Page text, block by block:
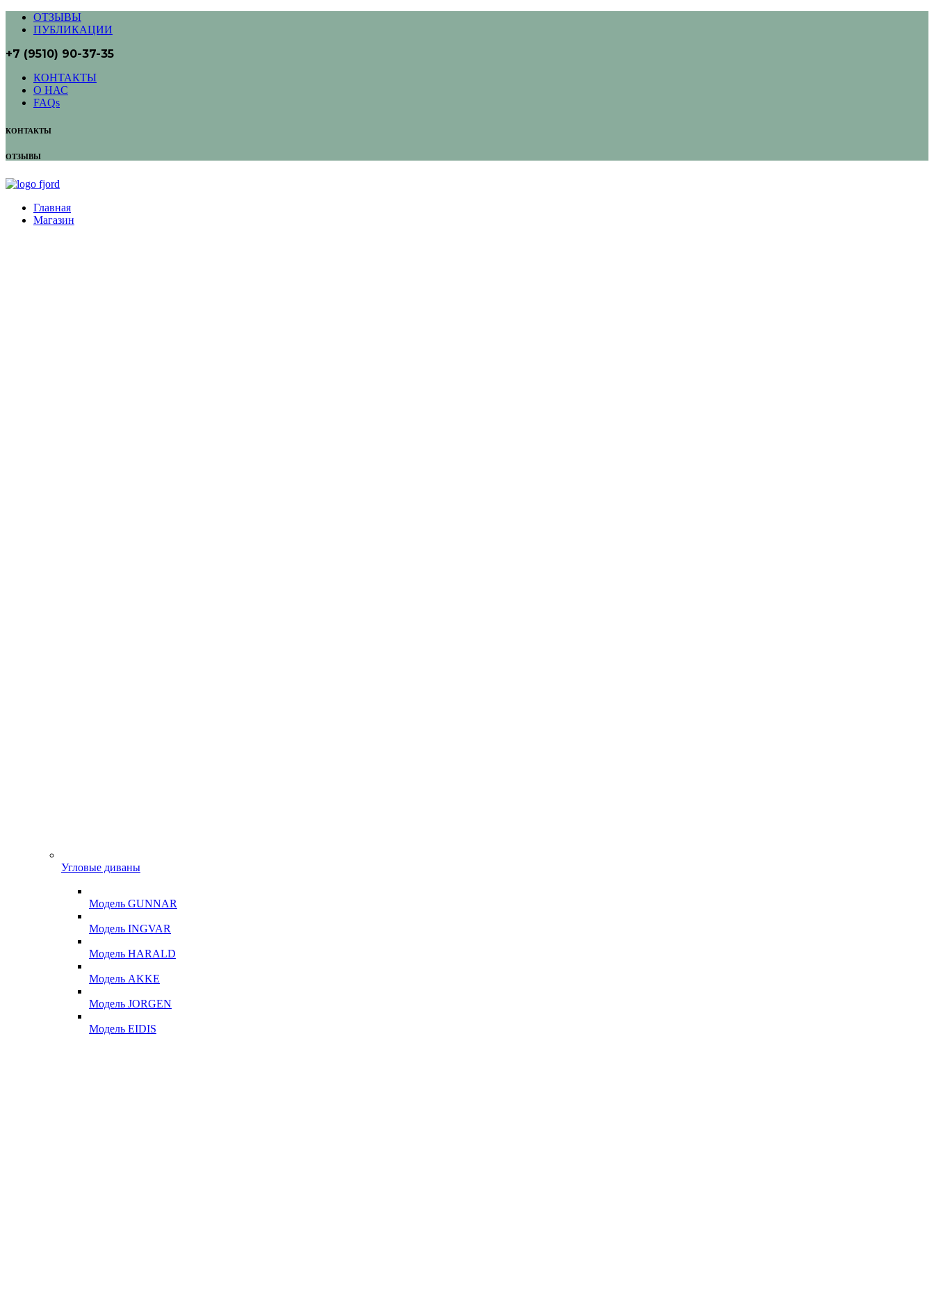
ОТЗЫВЫ
ПУБЛИКАЦИИ
+7 (9510) 90-37-35
КОНТАКТЫ
О НАС
FAQs
КОНТАКТЫ
ОТЗЫВЫ
Главная
Магазин
Угловые диваны
Модель GUNNAR
Модель INGVAR
Модель HARALD
Модель AKKE
Модель JORGEN
Модель EIDIS